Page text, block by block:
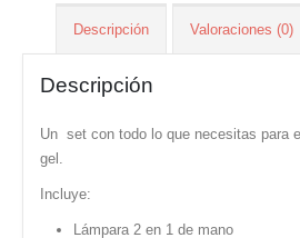
Descripción Valoraciones (0)
Descripción
Un set con todo lo que necesitas para
gel.
Incluye:
Lámpara 2 en 1 de mano